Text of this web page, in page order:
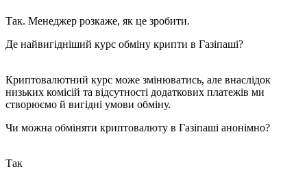
Так. Менеджер розкаже, як це зробити.
Де найвигідніший курс обміну крипти в Газіпаші?
Криптовалютний курс може змінюватись, але внаслідок
низьких комісій та відсутності додаткових платежів ми
створюємо й вигідні умови обміну.
Чи можна обміняти криптовалюту в Газіпаші анонімно?
Так